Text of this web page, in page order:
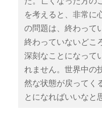
を考えると、非常に
の問題は、終わって
終わっていないどこ
深刻なことになって
れません。世界中の
然な状態が戻ってく
とになればいいなと